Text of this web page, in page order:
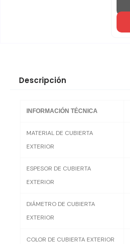
Descripción
INFORMACIÓN TÉCNICA
MATERIAL DE CUBIERTA
EXTERIOR
ESPESOR DE CUBIERTA
EXTERIOR
DIÁMETRO DE CUBIERTA
EXTERIOR
COLOR DE CUBIERTA EXTERIOR